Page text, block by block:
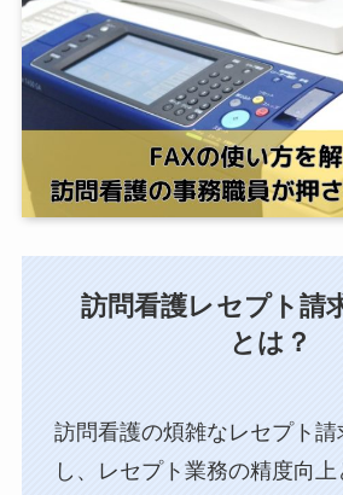
訪問看護レセプト請
とは？
訪問看護の煩雑なレセプト
し、⁨⁩レセプト業務の精度向